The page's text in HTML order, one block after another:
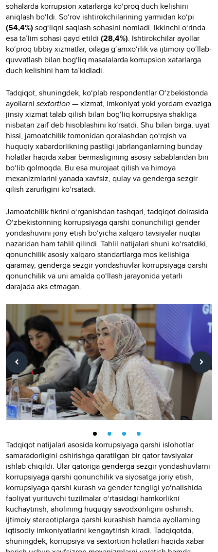
sohalarda korrupsion xatarlarga ko‘proq duch kelishini
aniqlash bo‘ldi. So‘rov ishtirokchilarining yarmidan ko‘pi
(54,4%) sog‘liqni saqlash sohasini nomladi. Ikkinchi o‘rinda
esa ta’lim sohasi qayd etildi (28,4%). Ishtirokchilar ayollar
ko‘proq tibbiy xizmatlar, oilaga g‘amxo‘rlik va ijtimoiy qo‘llab-
quvvatlash bilan bog‘liq masalalarda korrupsion xatarlarga
duch kelishini ham ta’kidladi.
Tadqiqot, shuningdek, ko‘plab respondentlar O‘zbekistonda
ayollarni sextortion — xizmat, imkoniyat yoki yordam evaziga
jinsiy xizmat talab qilish bilan bog‘liq korrupsiya shakliga
nisbatan zaif deb hisoblashini ko‘rsatdi. Shu bilan birga, uyat
hissi, jamoatchilik tomonidan qoralashdan qo‘rqish va
huquqiy xabardorlikning pastligi jabrlanganlarning bunday
holatlar haqida xabar bermasligining asosiy sabablaridan biri
bo‘lib qolmoqda. Bu esa murojaat qilish va himoya
mexanizmlarini yanada xavfsiz, qulay va genderga sezgir
qilish zarurligini ko‘rsatadi.
Jamoatchilik fikrini o‘rganishdan tashqari, tadqiqot doirasida
O‘zbekistonning korrupsiyaga qarshi qonunchiligi gender
yondashuvini joriy etish bo‘yicha xalqaro tavsiyalar nuqtai
nazaridan ham tahlil qilindi. Tahlil natijalari shuni ko‘rsatdiki,
qonunchilik asosiy xalqaro standartlarga mos kelishiga
qaramay, genderga sezgir yondashuvlar korrupsiyaga qarshi
qonunchilik va uni amalda qo‘llash jarayonida yetarli
darajada aks etmagan.
Tadqiqot natijalari asosida korrupsiyaga qarshi islohotlar
samaradorligini oshirishga qaratilgan bir qator tavsiyalar
ishlab chiqildi. Ular qatoriga genderga sezgir yondashuvlarni
korrupsiyaga qarshi qonunchilik va siyosatga joriy etish,
korrupsiyaga qarshi kurash va gender tengligi yo‘nalishida
faoliyat yurituvchi tuzilmalar o‘rtasidagi hamkorlikni
kuchaytirish, aholining huquqiy savodxonligini oshirish,
ijtimoiy stereotiplarga qarshi kurashish hamda ayollarning
iqtisodiy imkoniyatlarini kengaytirish kiradi. Tadqiqotda,
shuningdek, korrupsiya va sextortion holatlari haqida xabar